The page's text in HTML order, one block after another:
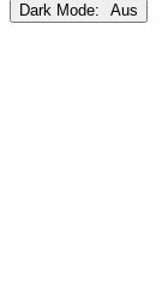
Dark Mode: